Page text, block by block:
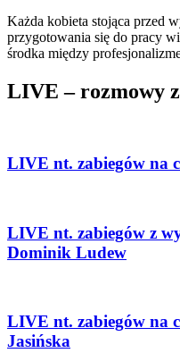
Każda kobieta stojąca przed
przygotowania się do pracy
środka między
LIVE – rozmowy
LIVE nt. zabiegów na
LIVE nt. zabiegów z
Dominik Ludew
LIVE nt. zabiegów na
Jasińska